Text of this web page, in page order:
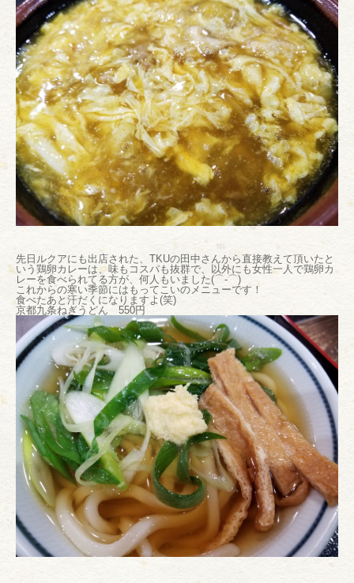
先日ルクアにも出店された、TKUの田中さんから直接教えて頂いたと
いう鶏卵カレーは、味もコスパも抜群で、以外にも女性一人で鶏卵カ
レーを食べられてる方が、何人もいました(⌒‐⌒)
これからの寒い季節にはもってこいのメニューです！
食べたあと汗だくになりますよ(笑)
京都九条ねぎうどん 550円